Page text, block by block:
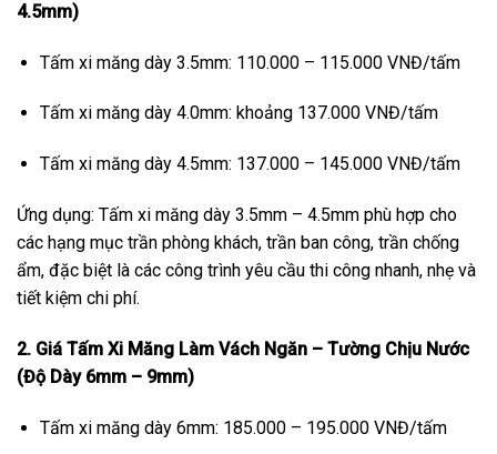
4.5mm)
Tấm xi măng dày 3.5mm: 110.000 – 115.000 VNĐ/tấm
Tấm xi măng dày 4.0mm: khoảng 137.000 VNĐ/tấm
Tấm xi măng dày 4.5mm: 137.000 – 145.000 VNĐ/tấm
Ứng dụng: Tấm xi măng dày 3.5mm – 4.5mm phù hợp cho
các hạng mục trần phòng khách, trần ban công, trần chống
ẩm, đặc biệt là các công trình yêu cầu thi công nhanh, nhẹ và
tiết kiệm chi phí.
2. Giá Tấm Xi Măng Làm Vách Ngăn – Tường Chịu Nước
(Độ Dày 6mm – 9mm)
Tấm xi măng dày 6mm: 185.000 – 195.000 VNĐ/tấm